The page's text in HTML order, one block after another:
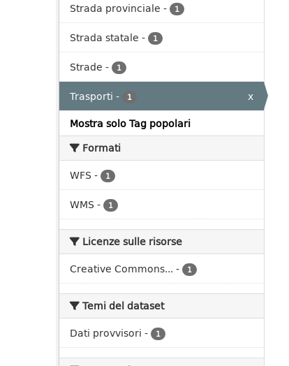
Strada provinciale - 1
Strada statale - 1
Strade - 1
Trasporti - 1
x
Mostra solo Tag popolari
Formati
WFS - 1
WMS - 1
Licenze sulle risorse
Creative Commons... - 1
Temi del dataset
Dati provvisori - 1